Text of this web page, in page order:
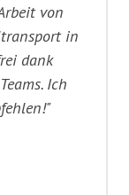
von
in
dank
Ich